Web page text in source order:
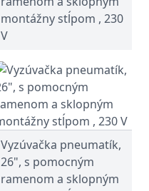
montážny stĺpom , 230
V
Vyzúvačka pneumatík,
26", s pomocným
ramenom a sklopným